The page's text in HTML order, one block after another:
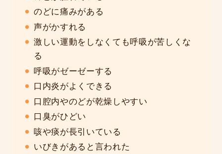
のどに痛みがある
声がかすれる
激しい運動をしなくても呼吸が苦しくな
る
呼吸がゼーゼーする
口内炎がよくできる
口腔内やのどが乾燥しやすい
口臭がひどい
咳や痰が長引いている
いびきがあると言われた